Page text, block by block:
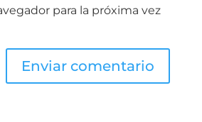
para la próxima vez